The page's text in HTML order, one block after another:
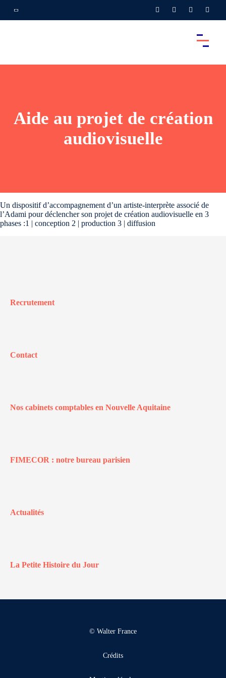
Aide au projet de création
audiovisuelle
Un dispositif d’accompagnement d’un artiste-interprète associé de
l’Adami pour déclencher son projet de création audiovisuelle en 3
phases :1 | conception 2 | production 3 | diffusion
Recrutement
Contact
Nos cabinets comptables en Nouvelle Aquitaine
FIMECOR : notre bureau parisien
Actualités
La Petite Histoire du Jour
© Walter France
Crédits